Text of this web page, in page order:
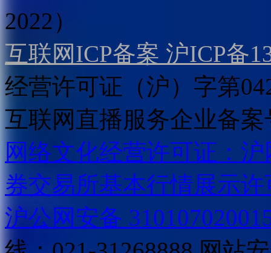
2022）
互联网ICP备案 沪ICP备
经营许可证（沪）字第
互联网直播服务企业备案
网络文化经营许可证：
券交易所基本行情展示许
沪公网安备